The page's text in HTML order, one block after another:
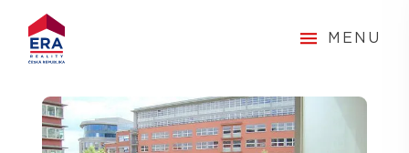
MENU